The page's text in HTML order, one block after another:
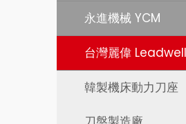
永進機械 YCM
台灣麗偉 Leadwell
韓製機床動力刀座